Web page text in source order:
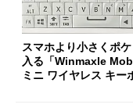
スマホより小さくポ
入る「Winmaxle
ミニ ワイヤレス キー